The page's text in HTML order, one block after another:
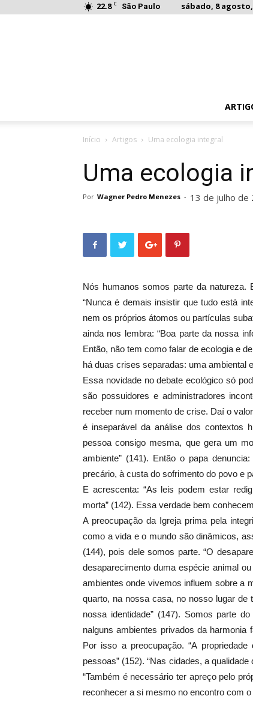
22.8 C São Paulo sábado, 8 agosto,
Início Artigos Uma ecologia integral
Uma ecologia
Por Wagner Pedro Menezes - 13 de julho de
Nós humanos somos parte da
“Nunca é demais insistir que tudo está
nem os próprios átomos ou partículas
ainda nos lembra: “Boa parte da nossa
Então, não tem como falar de ecologia e
há duas crises separadas: uma ambiental
Essa novidade no debate ecológico só
são possuidores e administradores
receber num momento de crise. Daí o
é inseparável da análise dos contextos
pessoa consigo mesma, que gera um
ambiente” (141). Então o papa
precário, à custa do sofrimento do povo e
E acrescenta: “As leis podem estar
morta” (142). Essa verdade bem
A preocupação da Igreja prima pela
como a vida e o mundo são dinâmicos,
(144), pois dele somos parte. “O
desaparecimento duma espécie animal
ambientes onde vivemos influem sobre a
quarto, na nossa casa, no nosso lugar
nossa identidade” (147). Somos parte
nalguns ambientes privados da harmonia
Por isso a preocupação. “A
pessoas” (152). “Nas cidades, a
“Também é necessário ter apreço pelo
reconhecer a si mesmo no encontro com o